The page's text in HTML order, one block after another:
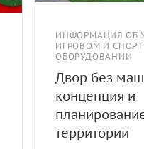
ИНФОРМАЦИЯ ОБ
ИГРОВОМ И
ОБОРУДОВАНИИ
Двор без
концепция и
территории